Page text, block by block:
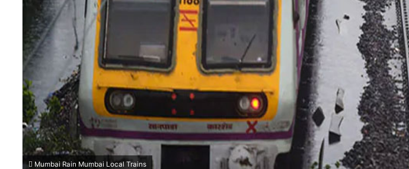
Mumbai Rain Mumbai Local Trains